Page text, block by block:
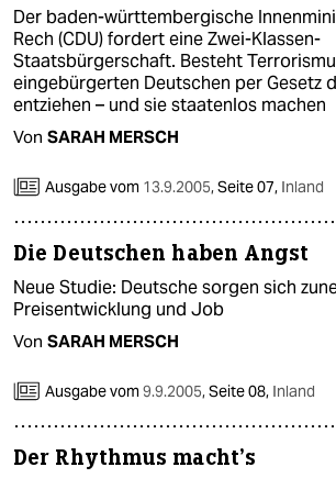
Der baden-württembergische
Rech (CDU) fordert eine Zwei-Klassen-
Staatsbürgerschaft. Besteht
eingebürgerten Deutschen per Gesetz
entziehen – und sie staatenlos machen
Von SARAH MERSCH
Ausgabe vom 13.9.2005,Seite 07, Inland
Die Deutschen haben Angst
Neue Studie: Deutsche sorgen sich
Preisentwicklung und Job
Von SARAH MERSCH
Ausgabe vom9.9.2005,Seite 08, Inland
Der Rhythmus macht’s